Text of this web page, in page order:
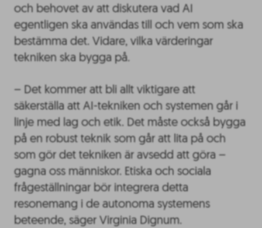
och behovet av att diskutera vad AI
egentligen ska användas till och vem som ska
bestämma det. Vidare, vilka värderingar
tekniken ska bygga på.
– Det kommer att bli allt viktigare att
säkerställa att AI-tekniken och systemen går i
linje med lag och etik. Det måste också bygga
på en robust teknik som går att lita på och
som gör det tekniken är avsedd att göra –
gagna oss människor. Etiska och sociala
frågeställningar bör integrera detta
resonemang i de autonoma systemens
beteende, säger Virginia Dignum.